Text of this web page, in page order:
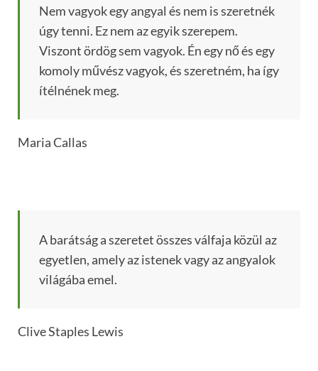
Nem vagyok egy angyal és nem is szeretnék
úgy tenni. Ez nem az egyik szerepem.
Viszont ördög sem vagyok. Én egy nő és egy
komoly művész vagyok, és szeretném, ha így
ítélnének meg.
Maria Callas
A barátság a szeretet összes válfaja közül az
egyetlen, amely az istenek vagy az angyalok
világába emel.
Clive Staples Lewis